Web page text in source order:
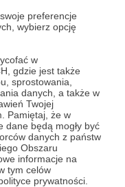
preferencje
wybierz opcję
w
gdzie jest także
sprostowania,
danych, a także w
Twojej
Pamiętaj, że w
dane będą mogły być
danych z państw
Obszaru
informacje na
tym celów
prywatności.